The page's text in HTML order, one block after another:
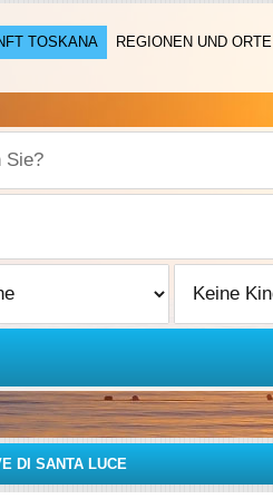
TOSKANA REGIONEN UND ORTE
DI SANTA LUCE